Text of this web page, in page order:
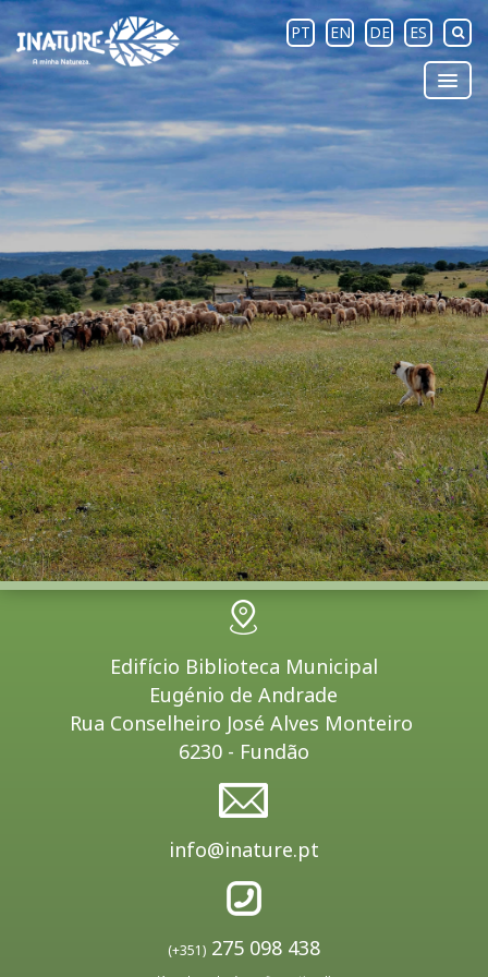
PT EN DE ES
Edifício Biblioteca Municipal
Eugénio de Andrade
Rua Conselheiro José Alves Monteiro
6230 - Fundão
info@inature.pt
(+351) 275 098 438